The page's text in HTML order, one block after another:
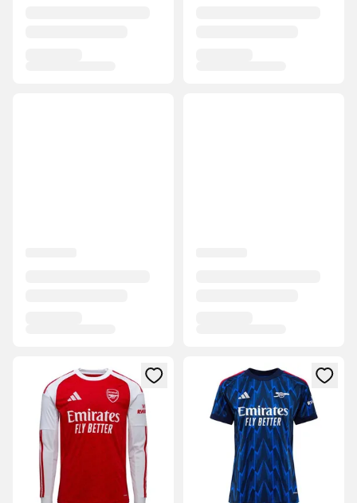
Åbner en Modal til at logge ind eller tilmelde dig som
Åbner en Modal til at logge